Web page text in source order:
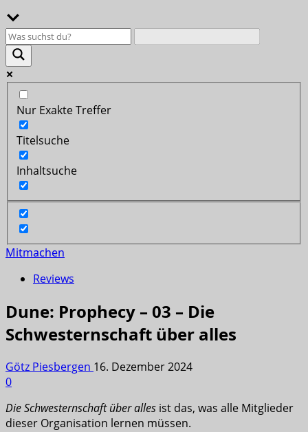
Nur Exakte Treffer
Titelsuche
Inhaltsuche
Mitmachen
Reviews
Dune: Prophecy – 03 – Die
Schwesternschaft über alles
Götz Piesbergen 16. Dezember 2024
0
Die Schwesternschaft über alles ist das, was alle Mitglieder
dieser Organisation lernen müssen.